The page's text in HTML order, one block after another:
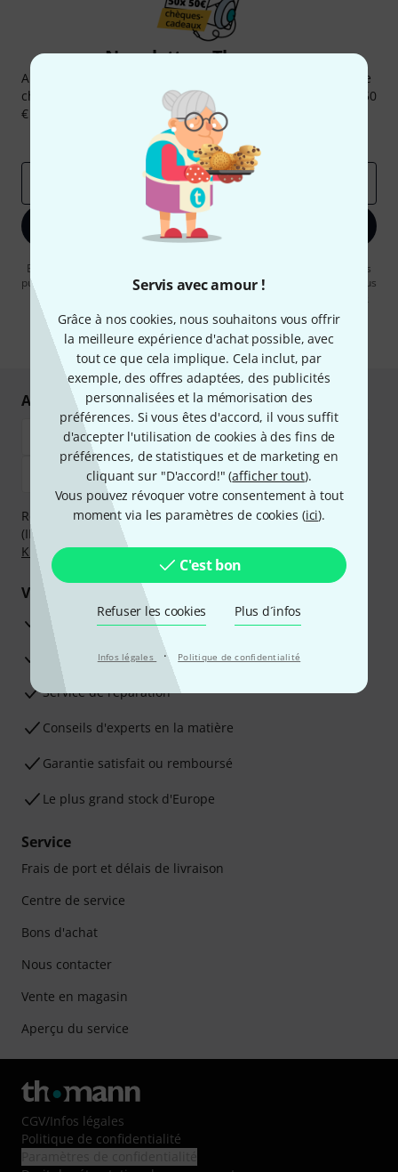
Servis avec amour !
Grâce à nos cookies, nous souhaitons vous offrir
la meilleure expérience d'achat possible, avec
tout ce que cela implique. Cela inclut, par
exemple, des offres adaptées, des publicités
personnalisées et la mémorisation des
préférences. Si vous êtes d'accord, il vous suffit
d'accepter l'utilisation de cookies à des fins de
préférences, de statistiques et de marketing en
cliquant sur "D'accord!" (afficher tout).
Vous pouvez révoquer votre consentement à tout
moment via les paramètres de cookies (ici).
C'est bon
Refuser les cookies Plus d´infos
Infos légales · Politique de confidentialité
Newsletters Thomann
Abonnez-vous à la newsletter Thomann et, avec un peu de
chance, gagnez l'un des 50 bons d'achat d'une valeur de 50
€ chacun!
Articles inspirants
Deals
S'inscrire maintenant
En cliquant sur "S'inscrire maintenant", vous acceptez de recevoir des
publicités par e-mail. La désinscription est possible à tout moment. Vous
pouvez trouver plus d'informations à ce sujet dans notre
.
* Requis
Achetez et payez en toute sécurité
Réglez de manière sûre et sécurisée par Virement
(IBAN/BIC), PayPal, Amazon Pay,
Klarna Payer en 3 foisou Carte de crédit.
Vos avantages
Ga­ran­tie Thomann 3 ans
Garantie 30 jours satisfait ou remboursé
Service de réparation
Conseils d'experts en la matière
Garantie satisfait ou remboursé
Le plus grand stock d'Europe
Service
Frais de port et délais de livraison
Centre de service
Bons d'achat
Nous contacter
Vente en magasin
Aperçu du service
CGV/Infos légales
Politique de confidentialité